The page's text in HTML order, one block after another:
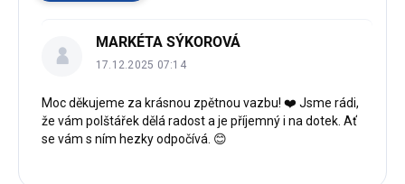
MARKÉTA SÝKOROVÁ
17.12.2025 07:14
Moc děkujeme za krásnou zpětnou vazbu! ❤️ Jsme rádi,
že vám polštářek dělá radost a je příjemný i na dotek. Ať
se vám s ním hezky odpočívá. 😊